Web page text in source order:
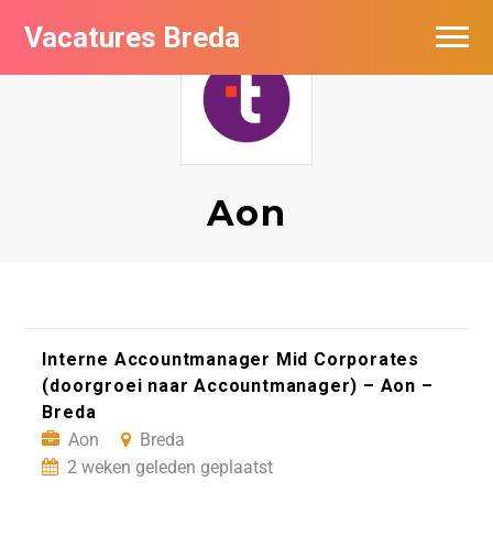
Vacatures Breda
Aon
Interne Accountmanager Mid Corporates
(doorgroei naar Accountmanager) – Aon –
Breda
Aon
Breda
2 weken geleden geplaatst
Vacatures per bedrijf in Breda
De populairste vacatures in Breda